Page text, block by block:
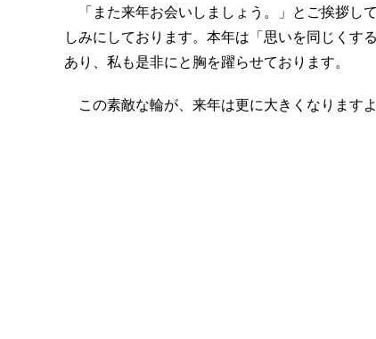
「また来年お会いしましょう。」とご挨拶し
しみにしております。本年は「思いを同じくす
あり、私も是非にと胸を躍らせております。
この素敵な輪が、来年は更に大きくなりま